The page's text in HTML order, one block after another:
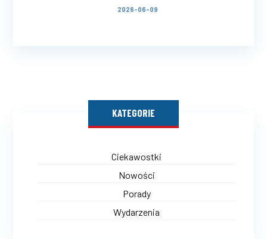
2026-06-09
KATEGORIE
Ciekawostki
Nowości
Porady
Wydarzenia